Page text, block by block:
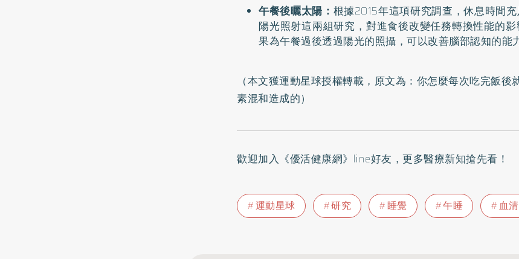
午餐後曬太陽： 根據2015年這項研究調查，休息時間
陽光照射這兩組研究，對進食後改變任務轉換性能的
果為午餐過後透過陽光的照攝，可以改善腦部認知的能
（本文獲運動星球授權轉載，原文為： 你怎麼每次吃完飯後
素混和造成的）
歡迎加入 《優活健康網》line好友 ，更多醫療新知搶先看！
運動星球 研究 睡覺 午睡 血